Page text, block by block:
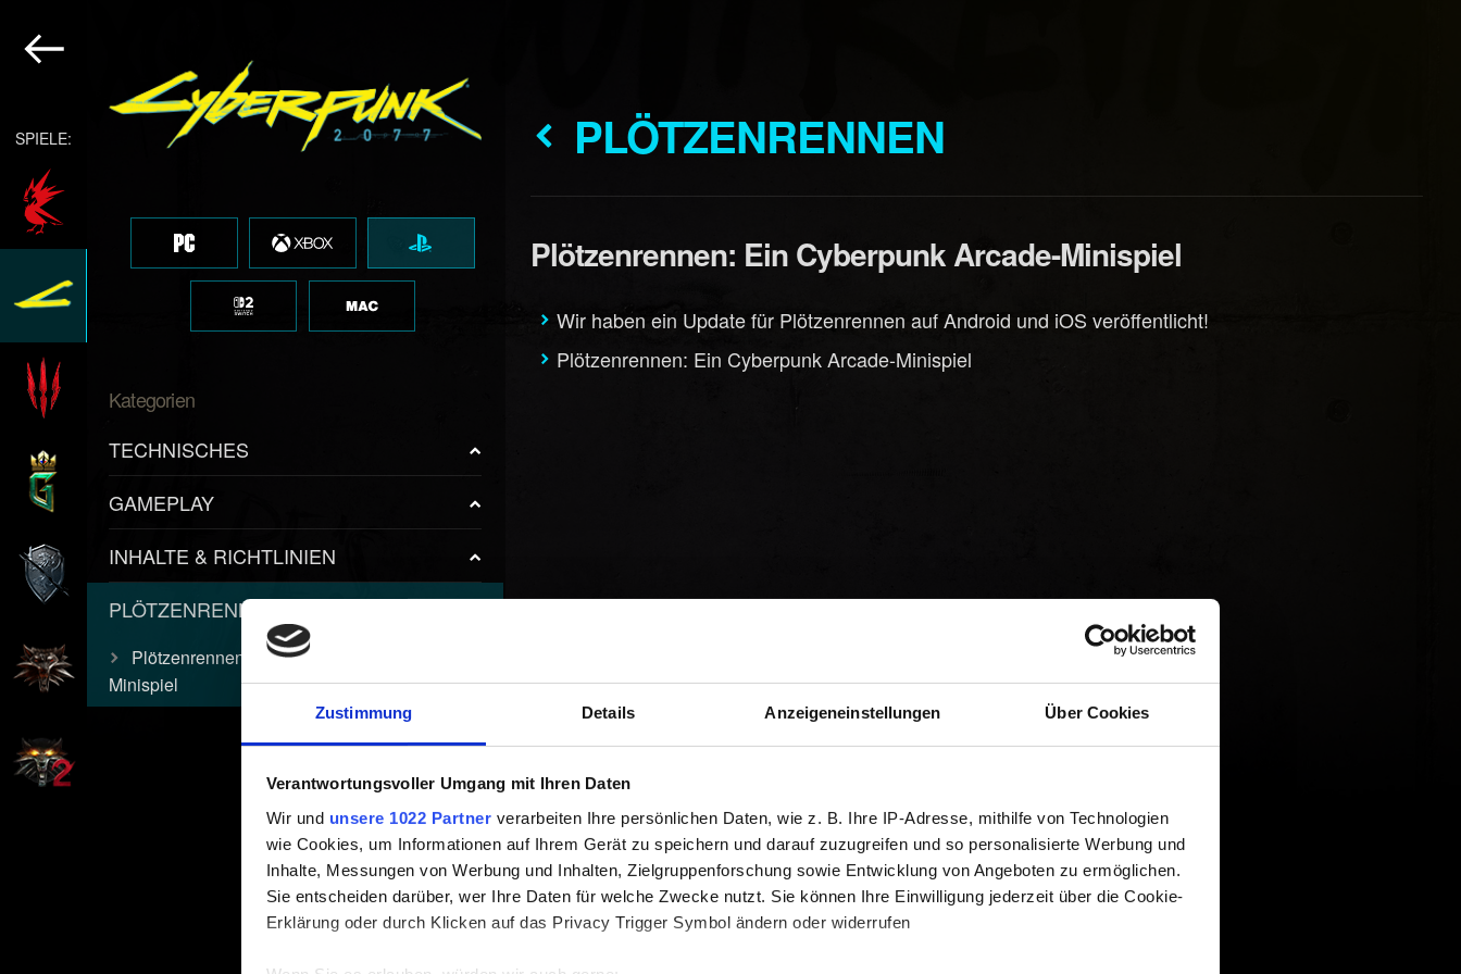
Zustimmung Details Anzeigeneinstellungen Über Cookies
Verantwortungsvoller Umgang mit Ihren Daten
Wir und unsere 1022 Partner verarbeiten Ihre persönlichen Daten, wie z. B. Ihre IP-Adresse, mithilfe von Technologien
wie Cookies, um Informationen auf Ihrem Gerät zu speichern und darauf zuzugreifen und so personalisierte Werbung und
Inhalte, Messungen von Werbung und Inhalten, Zielgruppenforschung sowie Entwicklung von Angeboten zu ermöglichen.
Sie entscheiden darüber, wer Ihre Daten für welche Zwecke nutzt. Sie können Ihre Einwilligung jederzeit über die Cookie-
Erklärung oder durch Klicken auf das Privacy Trigger Symbol ändern oder widerrufen
SPIELE:
Kategorien
TECHNISCHES
GAMEPLAY
INHALTE & RICHTLINIEN
PLÖTZENRENNEN
Plötzenrennen: Ein Cyberpunk Arcade-
Minispiel
PLÖTZENRENNEN
Plötzenrennen: Ein Cyberpunk Arcade-Minispiel
Wir haben ein Update für Plötzenrennen auf Android und iOS veröffentlicht!
Plötzenrennen: Ein Cyberpunk Arcade-Minispiel